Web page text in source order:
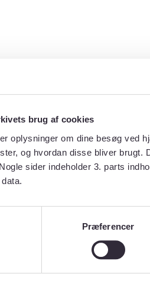
brug af cookies
oplysninger om dine besøg ved
og hvordan disse bliver
sider indeholder 3. parts
data.
Præferencer